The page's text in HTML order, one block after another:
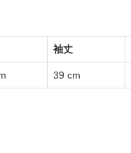
袖丈
39 cm